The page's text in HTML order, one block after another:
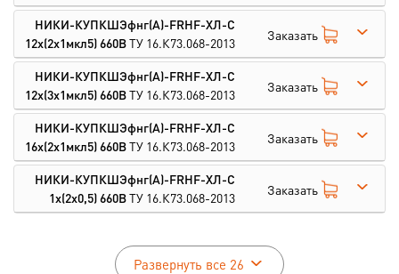
НИКИ-КУПКШЭфнг(А)-FRHF-ХЛ-С
12х(2х1мкл5) 660ВТУ 16.К73.068-2013 Заказать
НИКИ-КУПКШЭфнг(А)-FRHF-ХЛ-С
12х(3х1мкл5) 660ВТУ 16.К73.068-2013 Заказать
НИКИ-КУПКШЭфнг(А)-FRHF-ХЛ-С
16х(2х1мкл5) 660ВТУ 16.К73.068-2013 Заказать
НИКИ-КУПКШЭфнг(А)-FRHF-ХЛ-С
1х(2х0,5) 660ВТУ 16.К73.068-2013 Заказать
Развернуть все 26